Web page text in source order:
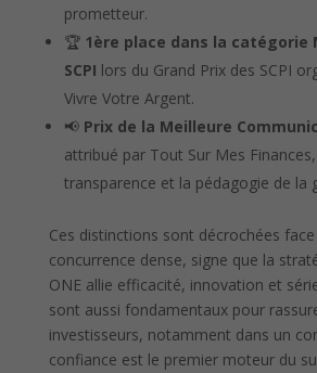
prometteur.
🏆 1ère place dans la catégorie
SCPI lors du Grand Prix des SCPI
Vivre Votre Argent.
📢 Prix de la Meilleure
attribué par Tout Sur Mes
transparence et la pédagogie de la
Ces distinctions sont décrochées
concurrence dense, signe que la
ONE allie efficacité, innovation et
sont aussi fondamentaux pour
investisseurs, notamment dans un
confiance est le premier moteur du